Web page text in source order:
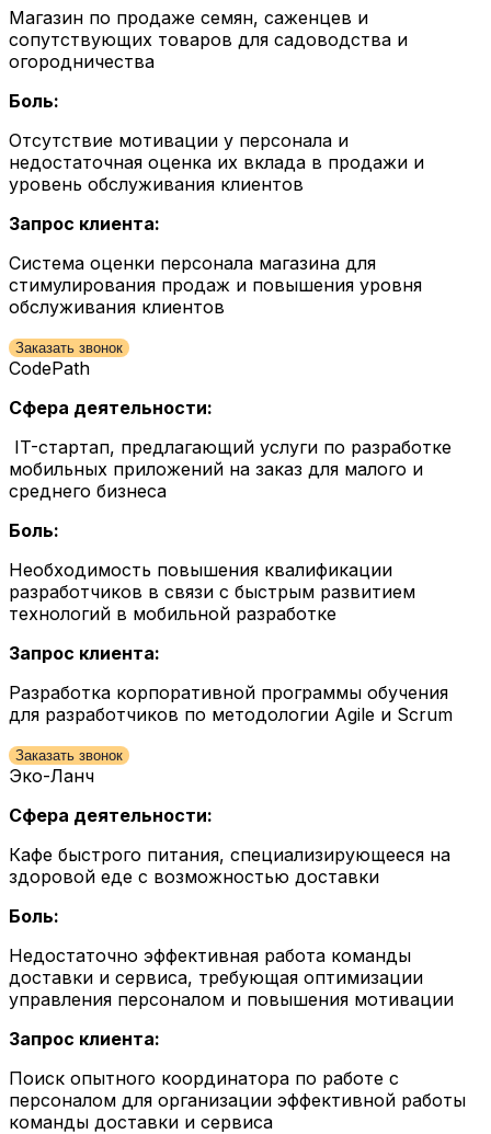
Магазин по продаже семян, саженцев и
сопутствующих товаров для садоводства и
огородничества
Боль:
Отсутствие мотивации у персонала и
недостаточная оценка их вклада в продажи и
уровень обслуживания клиентов
Запрос клиента:
Система оценки персонала магазина для
стимулирования продаж и повышения уровня
обслуживания клиентов
Заказать звонок
CodePath
Сфера деятельности:
IT-стартап, предлагающий услуги по разработке
мобильных приложений на заказ для малого и
среднего бизнеса
Боль:
Необходимость повышения квалификации
разработчиков в связи с быстрым развитием
технологий в мобильной разработке
Запрос клиента:
Разработка корпоративной программы обучения
для разработчиков по методологии Agile и Scrum
Заказать звонок
Эко-Ланч
Сфера деятельности:
Кафе быстрого питания, специализирующееся на
здоровой еде с возможностью доставки
Боль:
Недостаточно эффективная работа команды
доставки и сервиса, требующая оптимизации
управления персоналом и повышения мотивации
Запрос клиента:
Поиск опытного координатора по работе с
персоналом для организации эффективной работы
команды доставки и сервиса